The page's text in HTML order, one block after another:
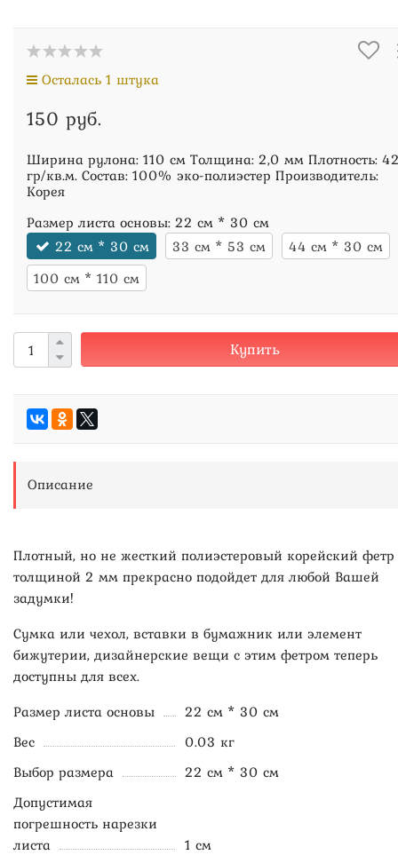
Осталась 1 штука
150 руб.
Ширина рулона: 110 см Толщина: 2,0 мм Плотность:
гр/кв.м. Состав: 100% эко-полиэстер Производитель:
Корея
Размер листа основы: 22 см * 30 см
22 см * 30 см
33 см * 53 см
44 см * 30 см
100 см * 110 см
Купить
Описание
Плотный, но не жесткий полиэстеровый корейский фетр
толщиной 2 мм прекрасно подойдет для любой Вашей
задумки!
Сумка или чехол, вставки в бумажник или элемент
бижутерии, дизайнерские вещи с этим фетром теперь
доступны для всех.
Размер листа основы
22 см * 30 см
Вес
0.03 кг
Выбор размера
22 см * 30 см
Допустимая
погрешность нарезки
листа
1 см